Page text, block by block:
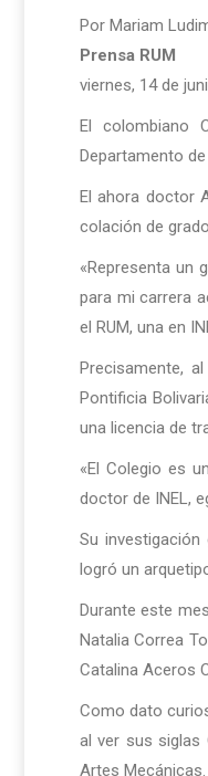
Por Mariam
Prensa RUM
viernes, 14 de
El colombiano
Departamento
El ahora doctor
colación de
«Representa un
para mi carrera
el RUM, una en
Precisamente,
Pontificia
una licencia de
«El Colegio es
doctor de INEL,
Su
logró un
Durante este
Natalia Correa
Catalina Aceros
Como dato
al ver sus siglas
Artes